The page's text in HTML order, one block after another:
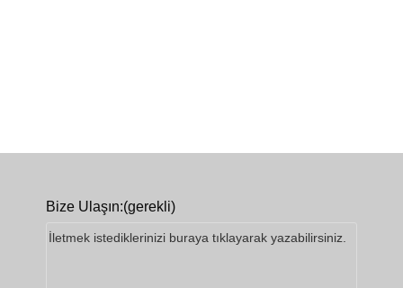
Bize Ulaşın:(gerekli)